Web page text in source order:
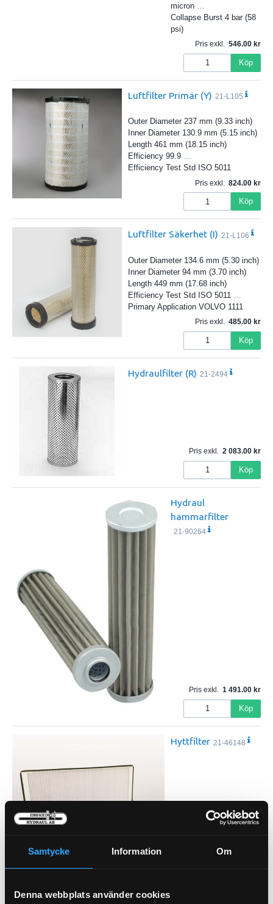
Samtycke Information Om
Denna webbplats använder cookies
micron
Collapse Burst 4 bar (58
psi)
Pris exkl. 546.00
Köp
Luftfilter Primär (Y) 21-L105
Outer Diameter 237 mm (9.33 inch)
Inner Diameter 130.9 mm (5.15 inch)
Length 461 mm (18.15 inch)
Efficiency 99.9 …
Efficiency Test Std ISO 5011
Pris exkl. 824.00
Köp
Luftfilter Säkerhet (I) 21-L106
Outer Diameter 134.6 mm (5.30 inch)
Inner Diameter 94 mm (3.70 inch)
Length 449 mm (17.68 inch)
Efficiency Test Std ISO 5011
Primary Application VOLVO 1111
Pris exkl. 485.00
Köp
Hydraulfilter (R) 21-2494
Pris exkl. 2 083.00
Köp
Hydraul
hammarfilter
21-90264
Pris exkl. 1 491.00
Köp
Hyttfilter 21-46148